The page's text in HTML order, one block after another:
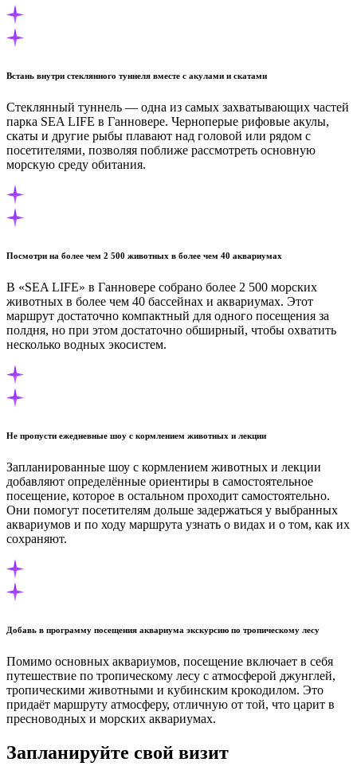
Встань внутри стеклянного туннеля вместе с акулами и скатами
Стеклянный туннель — одна из самых захватывающих частей
парка SEA LIFE в Ганновере. Черноперые рифовые акулы,
скаты и другие рыбы плавают над головой или рядом с
посетителями, позволяя поближе рассмотреть основную
морскую среду обитания.
Посмотри на более чем 2 500 животных в более чем 40 аквариумах
В «SEA LIFE» в Ганновере собрано более 2 500 морских
животных в более чем 40 бассейнах и аквариумах. Этот
маршрут достаточно компактный для одного посещения за
полдня, но при этом достаточно обширный, чтобы охватить
несколько водных экосистем.
Не пропусти ежедневные шоу с кормлением животных и лекции
Запланированные шоу с кормлением животных и лекции
добавляют определённые ориентиры в самостоятельное
посещение, которое в остальном проходит самостоятельно.
Они помогут посетителям дольше задержаться у выбранных
аквариумов и по ходу маршрута узнать о видах и о том, как их
сохраняют.
Добавь в программу посещения аквариума экскурсию по тропическому лесу
Помимо основных аквариумов, посещение включает в себя
путешествие по тропическому лесу с атмосферой джунглей,
тропическими животными и кубинским крокодилом. Это
придаёт маршруту атмосферу, отличную от той, что царит в
пресноводных и морских аквариумах.
Запланируйте свой визит